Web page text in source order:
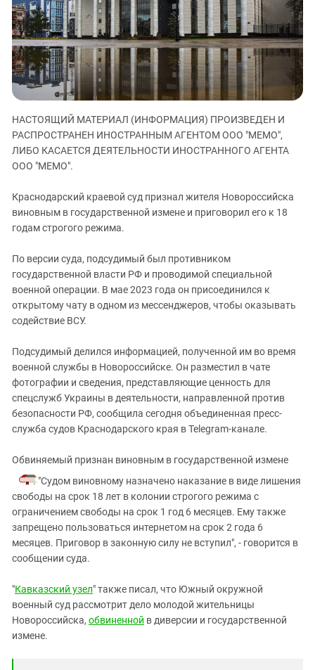
ЗАСТАВЛЯЕТ
КАВКАЗ ЗА ПАЛЕСТИНУ
ИНАКОМЫСЛИЕ В ЧЕЧНЕ
ПРЕСЛЕДОВАНИЕ АКТИВИСТОВ
МОБИЛИЗАЦИЯ И ПРОТЕСТЫ
Дагестан
Ингушетия
Кабардино-Балкария
Калмыкия
Карачаево-Черкесия
Краснодарский край
Российская Федерация
Северная Осетия - Алания
СКФО
Чечня
Южная Осетия
Южный Кавказ
НАСТОЯЩИЙ МАТЕРИАЛ (ИНФОРМАЦИЯ) ПРОИЗВЕДЕН И
РАСПРОСТРАНЕН ИНОСТРАННЫМ АГЕНТОМ ООО "МЕМО",
ЛИБО КАСАЕТСЯ ДЕЯТЕЛЬНОСТИ ИНОСТРАННОГО АГЕНТА
ООО "МЕМО".
Краснодарский краевой суд признал жителя Новороссийска
виновным в государственной измене и приговорил его к 18
годам строгого режима.
По версии суда, подсудимый был противником
государственной власти РФ и проводимой специальной
военной операции. В мае 2023 года он присоединился к
открытому чату в одном из мессенджеров, чтобы оказывать
содействие ВСУ.
Подсудимый делился информацией, полученной им во время
военной службы в Новороссийске. Он разместил в чате
фотографии и сведения, представляющие ценность для
спецслужб Украины в деятельности, направленной против
безопасности РФ, сообщила сегодня объединенная пресс-
служба судов Краснодарского края в Telegram-канале.
Обвиняемый признан виновным в государственной измене
. "Судом виновному назначено наказание в виде лишения
свободы на срок 18 лет в колонии строгого режима с
ограничением свободы на срок 1 год 6 месяцев. Ему также
запрещено пользоваться интернетом на срок 2 года 6
месяцев. Приговор в законную силу не вступил", - говорится в
сообщении суда.
"Кавказский узел" также писал, что Южный окружной
военный суд рассмотрит дело молодой жительницы
Новороссийска, обвиненной в диверсии и государственной
измене.